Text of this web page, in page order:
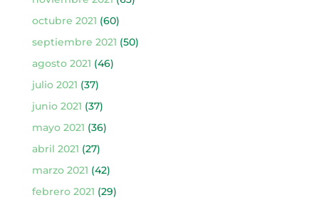
octubre 2021 (60)
septiembre 2021 (50)
agosto 2021 (46)
julio 2021 (37)
junio 2021 (37)
mayo 2021 (36)
abril 2021 (27)
marzo 2021 (42)
febrero 2021 (29)